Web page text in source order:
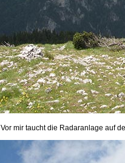
Vor mir taucht die Radaranlage auf